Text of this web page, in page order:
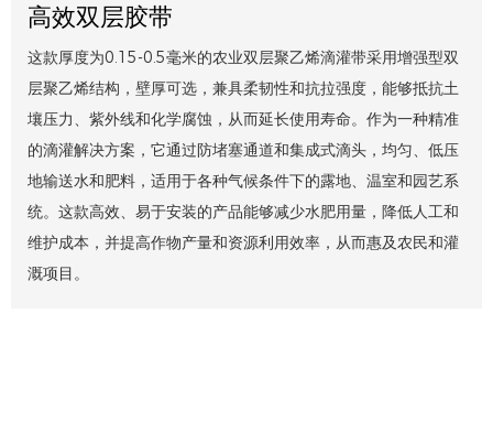
高效双层胶带
这款厚度为0.15-0.5毫米的农业双层聚乙烯滴灌带采用增强型双
层聚乙烯结构，壁厚可选，兼具柔韧性和抗拉强度，能够抵抗土
壤压力、紫外线和化学腐蚀，从而延长使用寿命。作为一种精准
的滴灌解决方案，它通过防堵塞通道和集成式滴头，均匀、低压
地输送水和肥料，适用于各种气候条件下的露地、温室和园艺系
统。这款高效、易于安装的产品能够减少水肥用量，降低人工和
维护成本，并提高作物产量和资源利用效率，从而惠及农民和灌
溉项目。